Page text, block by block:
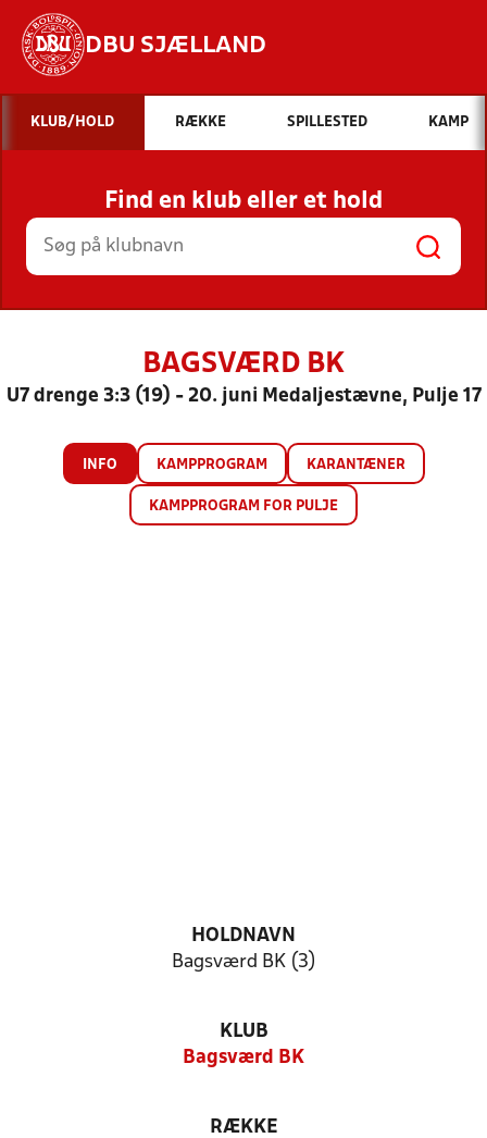
DBU SJÆLLAND
Hvad vil du søge efter?
INDHOLD OG NYHEDER
STILLINGER, RESULTATER, KLUBBER OG
HOLD
KLUB/HOLD RÆKKE SPILLESTED KAMP
Find en klub eller et hold
BAGSVÆRD BK
U7 drenge 3:3 (19) - 20. juni Medaljestævne, Pulje 17
INFO KAMPPROGRAM KARANTÆNER
KAMPPROGRAM FOR PULJE
HOLDNAVN
Bagsværd BK (3)
KLUB
Bagsværd BK
RÆKKE